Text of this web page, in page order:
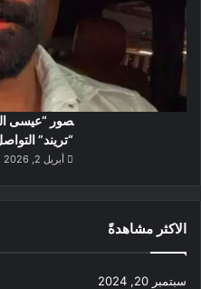
صور “عيسى
“تريند”
أبريل 2, 2026
الاكثر مشاهدةً
سبتمبر 20, 2024